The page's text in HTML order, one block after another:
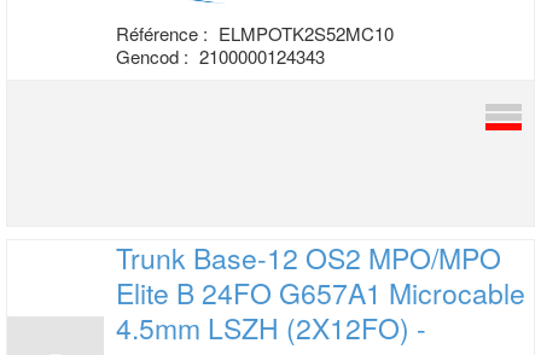
Référence : ELMPOTK2S52MC10
Gencod : 2100000124343
Trunk Base-12 OS2 MPO/MPO
Elite B 24FO G657A1 Microcable
4.5mm LSZH (2X12FO) -